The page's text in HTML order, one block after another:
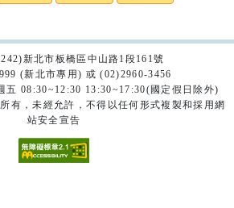
新北市板橋區中山路1段161號
(新北市專用) 或 (02)2960-3456
五 08:30~12:30 13:30~17:30(國定假日除外)
有，未經允許，不得以任何形式複製和採用網
站安全宣告